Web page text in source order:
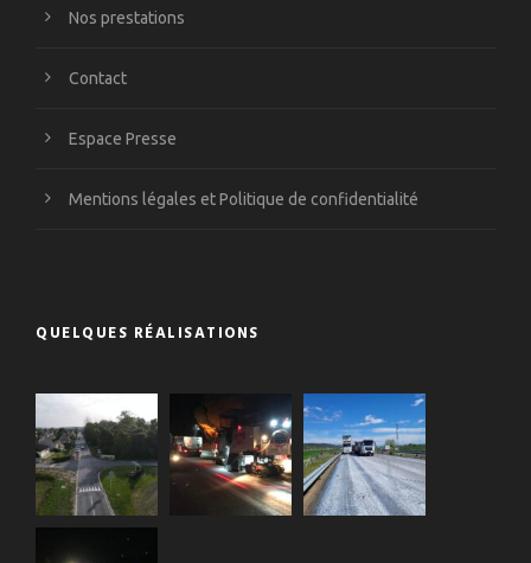
Nos prestations
Contact
Espace Presse
Mentions légales et Politique de confidentialité
QUELQUES RÉALISATIONS